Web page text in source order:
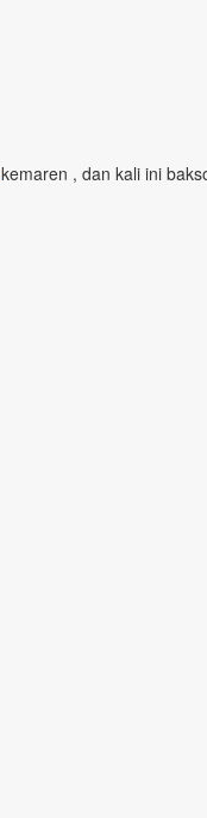
kemaren , dan kali ini